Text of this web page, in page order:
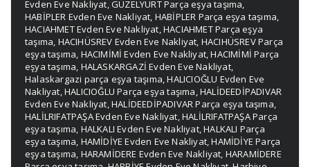
Evden Eve Nakliyat,GÜZELYURT Parça eşya taşıma,
HABİPLER Evden Eve Nakliyat, HABİPLER Parça eşya taşıma,
HACIAHMET Evden Eve Nakliyat,HACIAHMET Parça eşya
taşıma, HACIHÜSREV Evden Eve Nakliyat, HACIHÜSREV Parça
eşya taşıma, HACIMİMİ Evden Eve Nakliyat,HACIMİMİ Parça
eşya taşıma, HALASKARGAZİ Evden Eve Nakliyat,
Halaskargazi parça eşya taşıma,HALICIOĞLU Evden Eve
Nakliyat,HALICIOĞLU Parça eşya taşıma,HALİDEEDİPADIVAR
Evden Eve Nakliyat,HALİDEEDİPADIVAR Parça eşya taşıma,
HALİLRIFATPAŞA Evden Eve Nakliyat,HALİLRIFATPAŞA Parça
eşya taşıma, HALKALI Evden Eve Nakliyat,HALKALI Parça
eşya taşıma, HAMİDİYE Evden Eve Nakliyat,HAMİDİYE Parça
eşya taşıma, HARAMİDERE Evden Eve Nakliyat, HARAMİDERE